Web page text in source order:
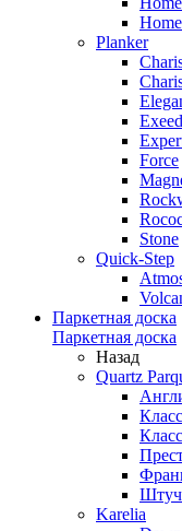
Planker
Exeed
Force
Stone
Quick-Step
Паркетная доска
Паркетная доска
Назад
Quartz
Karelia